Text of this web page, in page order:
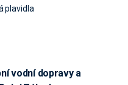
plavidla
vodní dopravy a